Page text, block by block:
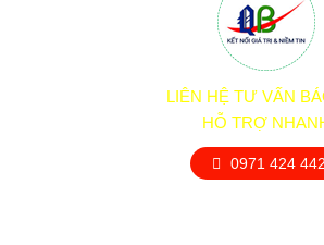
LIÊN HỆ TƯ VẤN
HỖ TRỢ
0971 424 442